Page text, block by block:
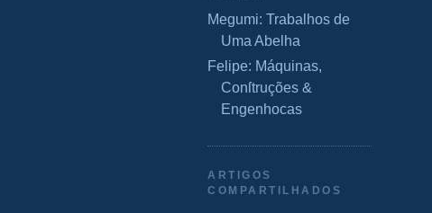
Megumi: Trabalhos de
Uma Abelha
Felipe: Máquinas,
Conſtruções &
Engenhocas
ARTIGOS
COMPARTILHADOS